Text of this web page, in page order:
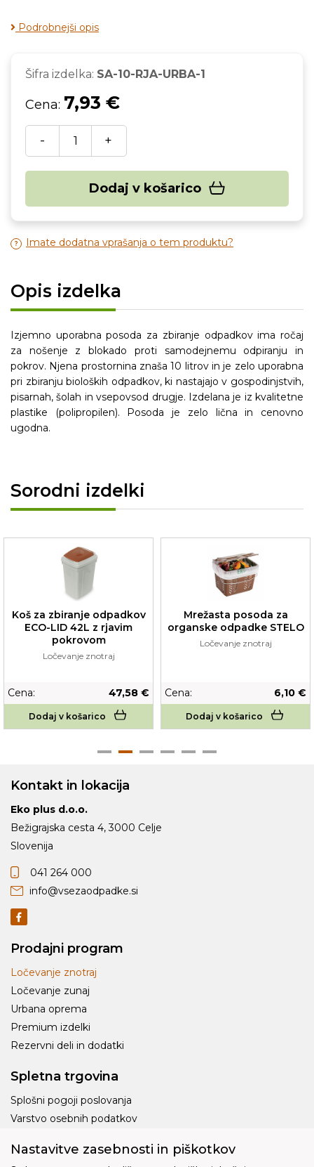
Podrobnejši opis
Šifra izdelka: SA-10-RJA-URBA-1
Cena: 7,93 €
- +
Dodaj v košarico
Imate dodatna vprašanja o tem produktu?
Opis izdelka
Izjemno uporabna posoda za zbiranje odpadkov ima ročaj
za nošenje z blokado proti samodejnemu odpiranju in
pokrov. Njena prostornina znaša 10 litrov in je zelo uporabna
pri zbiranju bioloških odpadkov, ki nastajajo v gospodinjstvih,
pisarnah, šolah in vsepovsod drugje. Izdelana je iz kvalitetne
plastike (polipropilen). Posoda je zelo lična in cenovno
ugodna.
Sorodni izdelki
Koš za zbiranje odpadkov
ECO-LID 42L z rjavim
pokrovom
Ločevanje znotraj
Cena: 47,58 €
Dodaj v košarico
Mrežasta posoda za
organske odpadke STELO
Ločevanje znotraj
Cena: 6,10 €
Dodaj v košarico
Kontakt in lokacija
Eko plus d.o.o.
Bežigrajska cesta 4, 3000 Celje
Slovenija
041 264 000
info@vsezaodpadke.si
Prodajni program
Ločevanje znotraj
Ločevanje zunaj
Urbana oprema
Premium izdelki
Rezervni deli in dodatki
Spletna trgovina
Splošni pogoji poslovanja
Varstvo osebnih podatkov
Piškotki
Nastavitve zasebnosti in piškotkov